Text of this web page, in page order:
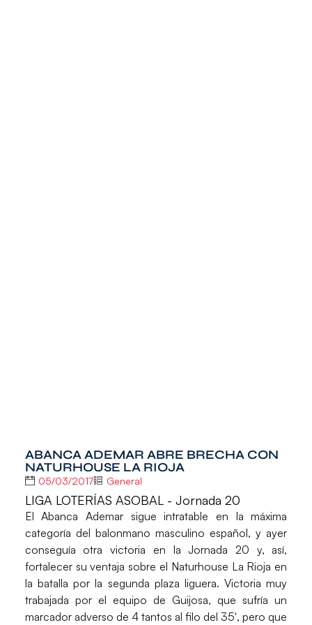
ABANCA ADEMAR ABRE BRECHA CON
NATURHOUSE LA RIOJA
05/03/2017 General
LIGA LOTERÍAS ASOBAL - Jornada 20
ElAbanca Ademar sigue intratable en la máxima
categoría del balonmano masculino español, y ayer
conseguía otra victoria en la Jornada 20 y, así,
fortalecer su ventaja sobre el Naturhouse La Rioja en
la batalla por la segunda plaza liguera. Victoria muy
trabajada por el equipo de Guijosa, que sufría un
marcador adverso de 4 tantos al filo del 35′, pero que